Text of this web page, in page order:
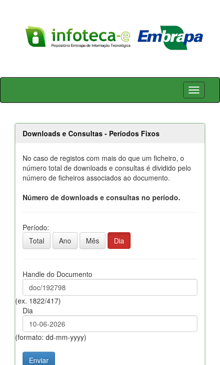
Skip
Downloads e Consultas - Períodos Fixos
No caso de registos com mais do que um ficheiro, o
número total de downloads e consultas é dividido pelo
número de ficheiros associados ao documento.
Número de downloads e consultas no período.
Período:
Total
Ano Mês Dia
Handle do Documento
(ex. 1822/417)
Dia
(formato: dd-mm-yyyy)